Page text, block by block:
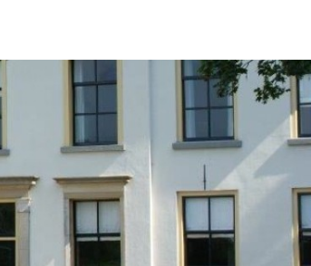
Actueel